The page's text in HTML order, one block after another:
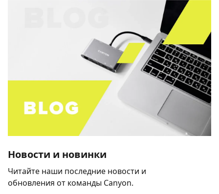
Новости и новинки
Читайте наши последние новости и
обновления от команды Canyon.